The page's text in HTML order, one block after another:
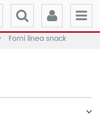
Forni linea snack